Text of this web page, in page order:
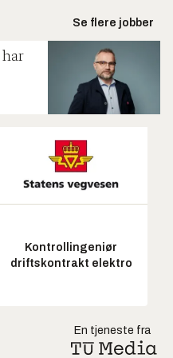
Se flere jobber
Kontrollingeniør
driftskontrakt elektro
En tjeneste fra